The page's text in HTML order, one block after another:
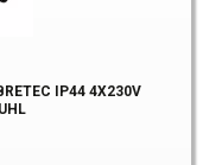
IP44 4X230V